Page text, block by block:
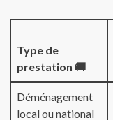
Type de
prestation 🚚
Déménagement
local ou national